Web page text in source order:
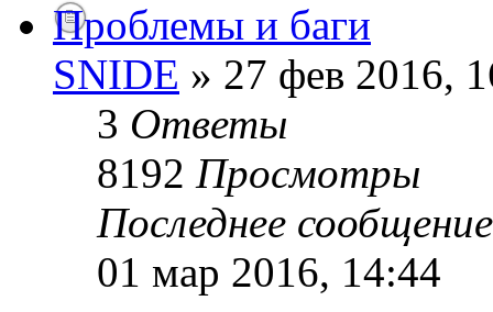
Проблемы и баги
SNIDE » 27 фев 2016,
3 Ответы
8192 Просмотры
Последнее
01 мар 2016, 14:44